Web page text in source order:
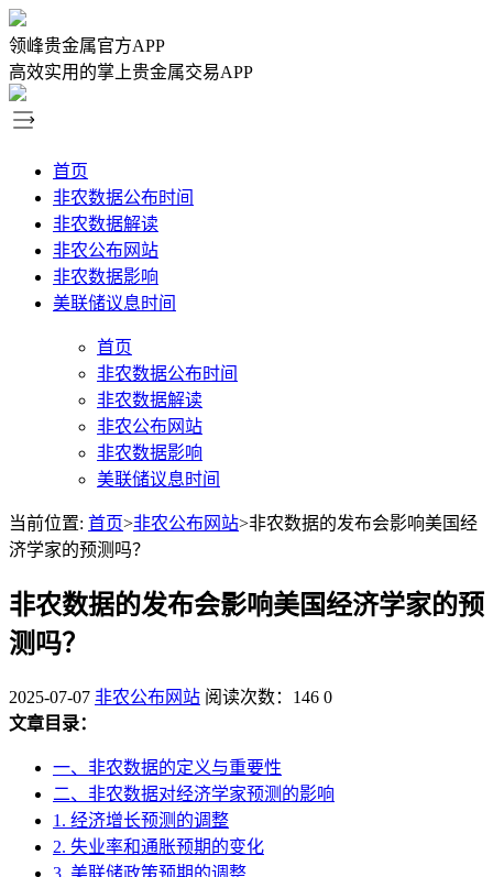
领峰贵金属官方APP
高效实用的掌上贵金属交易APP
首页
非农数据公布时间
非农数据解读
非农公布网站
非农数据影响
美联储议息时间
首页
非农数据公布时间
非农数据解读
非农公布网站
非农数据影响
美联储议息时间
当前位置: 首页>非农公布网站>非农数据的发布会影响美国经
济学家的预测吗？
非农数据的发布会影响美国经济学家的预
测吗？
2025-07-07 非农公布网站 阅读次数：146 0
文章目录：
一、非农数据的定义与重要性
二、非农数据对经济学家预测的影响
1. 经济增长预测的调整
2. 失业率和通胀预期的变化
3. 美联储政策预期的调整